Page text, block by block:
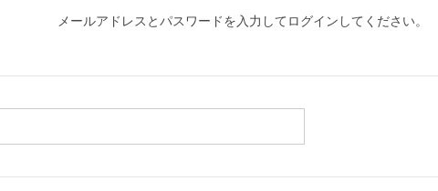
メールアドレスとパスワードを入力してログインしてください。